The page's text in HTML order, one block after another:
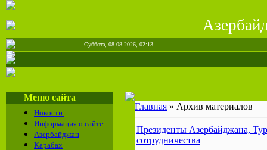
Суббота, 08.08.2026, 02:13
Меню сайта
Новости
Информация о сайте
Азербайджан
Карабах
Главная » Архив материалов
Президенты Азербайджана,
сотрудничества